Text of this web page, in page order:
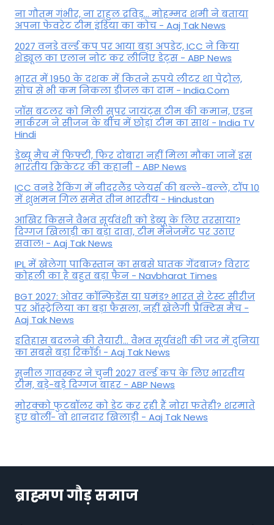
ना गौतम गंभीर, ना राहुल द्रव‍िड़... मोहम्मद शमी ने बताया
अपना फेवरेट टीम इंड‍िया का कोच - Aaj Tak News
2027 वनडे वर्ल्ड कप पर आया बड़ा अपडेट, ICC ने किया
शेड्यूल का एलान नोट कर लीजिए डेट्स - ABP News
भारत में 1950 के दशक में कितने रुपये लीटर था पेट्रोल,
सोच से भी कम निकला डीजल का दाम - India.Com
जॉस बटलर को मिली सुपर जायंट्स टीम की कमान, एडन
मार्करम ने सीजन के बीच में छोड़ा टीम का साथ - India TV
Hindi
डेब्यू मैच में फिफ्टी, फिर दोबारा नहीं मिला मौका जानें इस
भारतीय क्रिकेटर की कहानी - ABP News
ICC वनडे रैंकिंग में नीदरलैंड प्लेयर्स की बल्ले-बल्ले, टॉप 10
में शुभमन गिल समेत तीन भारतीय - Hindustan
आखिर किसने वैभव सूर्यवंशी को डेब्यू के लिए तरसाया?
दिग्गज खिलाड़ी का बड़ा दावा, टीम मैनेजमेंट पर उठाए
सवाल! - Aaj Tak News
IPL में खेलेगा पाकिस्तान का सबसे घातक गेंदबाज? विराट
कोहली का है बहुत बड़ा फैन - Navbharat Times
BGT 2027: ओवर कॉन्फिडेंस या घमंड? भारत से टेस्ट सीरीज़
पर ऑस्ट्रेलिया का बड़ा फैसला, नहीं खेलेेगी प्रैक्टिस मैच -
Aaj Tak News
इतिहास बदलने की तैयारी... वैभव सूर्यवंशी की जद में दुनिया
का सबसे बड़ा रिकॉर्ड! - Aaj Tak News
सुनील गावस्कर ने चुनी 2027 वर्ल्ड कप के लिए भारतीय
टीम, बड़े-बड़े दिग्गज बाहर - ABP News
मोरक्को फुटबॉलर को डेट कर रही हैं नोरा फतेही? शरमाते
हुए बोलीं- वो शानदार खिलाड़ी - Aaj Tak News
ब्राह्मण गौड़ समाज